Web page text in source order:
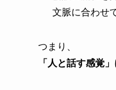
文脈に合わせ
つまり、
「人と話す感覚